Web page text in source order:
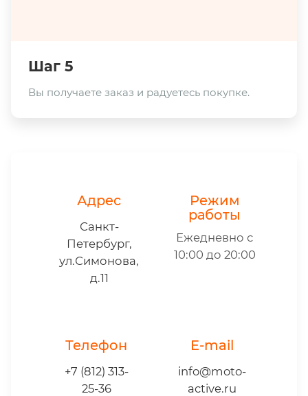
Шаг 5
Вы получаете заказ и радуетесь покупке.
Адрес
Санкт-
Петербург,
ул.Симонова,
д.11
Режим
работы
Ежедневно с
10:00 до 20:00
Телефон
+7 (812) 313-
25-36
E-mail
info@moto-
active.ru